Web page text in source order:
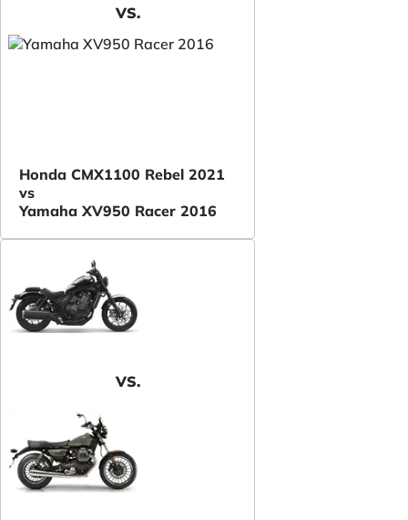
VS.
Honda CMX1100 Rebel 2021
vs
Yamaha XV950 Racer 2016
VS.